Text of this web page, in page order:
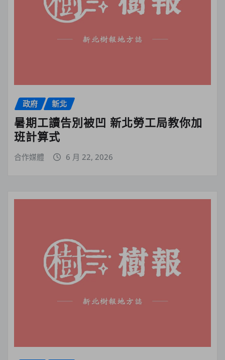
政府 新北
暑期工讀告別被凹 新北勞工局教你加
班計算式
合作媒體 6 月 22, 2026